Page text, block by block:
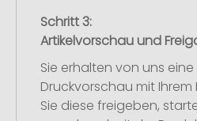
Schritt 3:
Artikelvorschau und
Sie erhalten von uns
Druckvorschau mit Ihrem
Sie diese freigeben,